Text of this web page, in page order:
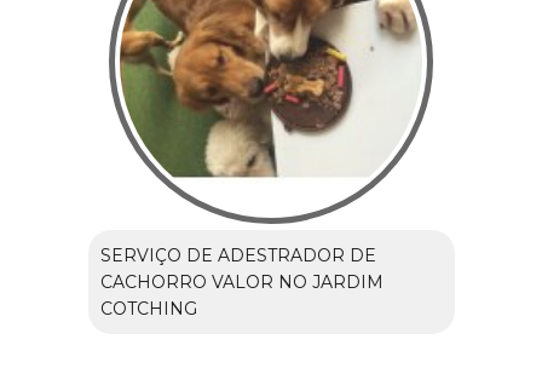
SERVIÇO DE ADESTRADOR DE
CACHORRO VALOR NO JARDIM
COTCHING